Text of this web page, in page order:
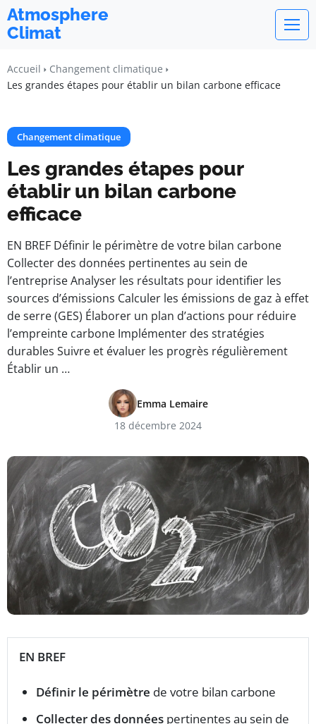
Atmosphere
Climat
Accueil
Changement climatique
Les grandes étapes pour établir un bilan carbone efficace
Changement climatique
Les grandes étapes pour
établir un bilan carbone
efficace
EN BREF Définir le périmètre de votre bilan carbone
Collecter des données pertinentes au sein de
l’entreprise Analyser les résultats pour identifier les
sources d’émissions Calculer les émissions de gaz à effet
de serre (GES) Élaborer un plan d’actions pour réduire
l’empreinte carbone Implémenter des stratégies
durables Suivre et évaluer les progrès régulièrement
Établir un …
Emma Lemaire
18 décembre 2024
EN BREF
Définir le périmètre de votre bilan carbone
Collecter des données pertinentes au sein de